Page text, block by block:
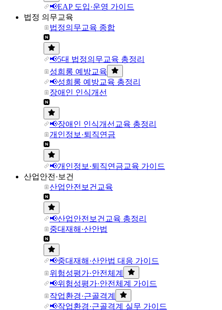
📢EAP 도입·운영 가이드
법정 의무교육
법정의무교육 종합
📢5대 법정의무교육 총정리
성희롱 예방교육
📢성희롱 예방교육 총정리
장애인 인식개선
📢장애인 인식개선교육 총정리
개인정보·퇴직연금
📢개인정보·퇴직연금교육 가이드
산업안전·보건
산업안전보건교육
📢산업안전보건교육 총정리
중대재해·산안법
📢중대재해·산안법 대응 가이드
위험성평가·안전체계
📢위험성평가·안전체계 가이드
작업환경·근골격계
📢작업환경·근골격계 실무 가이드